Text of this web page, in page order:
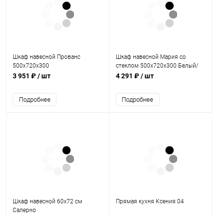
Шкаф навесной Прованс
500х720х300
3 951 ₽/ шт
Подробнее
Шкаф навесной Мария со
стеклом 500х720х300 Белый/
Белый
4 291 ₽/ шт
Подробнее
Шкаф навесной 60х72 см
Салерно
Прямая кухня Ксения 04